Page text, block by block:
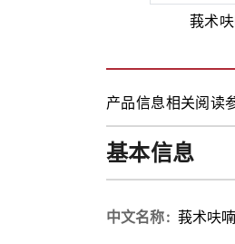
莪术
产品信息相关阅读
基本信息
中文名称 莪术呋